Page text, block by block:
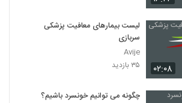
۰۲:۰۸
لیست بیمارهای معافیت پزشکی
سربازی
Avije
۳۵ بازدید
چگونه می توانیم خونسرد باشیم؟